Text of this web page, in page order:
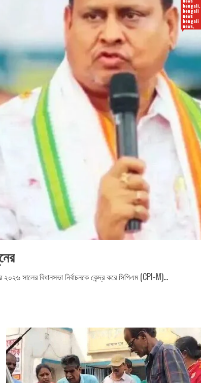
bengali,
bengali
news
bengali
news,
সালের বিধানসভা নির্বাচনকে কেন্দ্র করে সিপিএম (CPI-M)...